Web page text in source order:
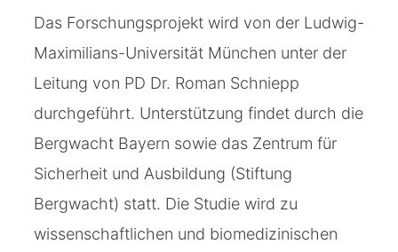
Das Forschungsprojekt wird von der Ludwig-
Maximilians-Universität München unter der
Leitung von PD Dr. Roman Schniepp
durchgeführt. Unterstützung findet durch die
Bergwacht Bayern sowie das Zentrum für
Sicherheit und Ausbildung (Stiftung
Bergwacht) statt. Die Studie wird zu
wissenschaftlichen und biomedizinischen